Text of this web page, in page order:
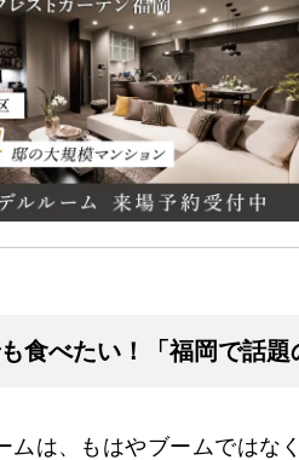
食べたい！「福岡で話
ムは、もはやブームではな